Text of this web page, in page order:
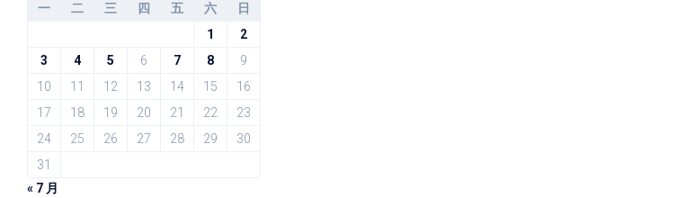
一
二 三 四 五 六
日
1
2
3
4 5 6 7 8
9
10
11 12 13 14 15
16
17
18 19 20 21 22
23
24
25 26 27 28 29
30
31
« 7 月